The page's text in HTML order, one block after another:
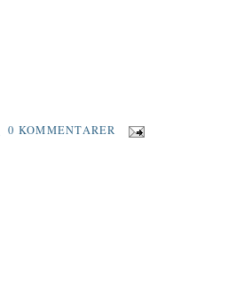
0 KOMMENTARER